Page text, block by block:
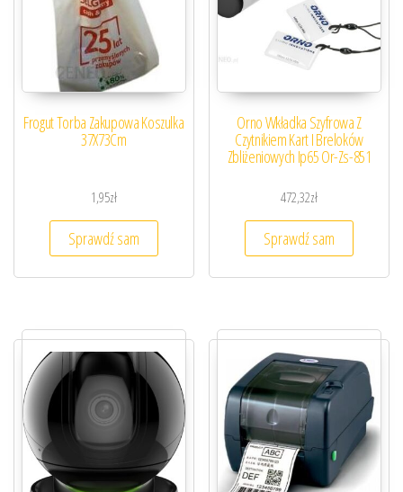
Frogut Torba Zakupowa Koszulka
37X73Cm
1,95zł
Sprawdź sam
Orno Wkładka Szyfrowa Z
Czytnikiem Kart I Breloków
Zbliżeniowych Ip65 Or-Zs-851
472,32zł
Sprawdź sam